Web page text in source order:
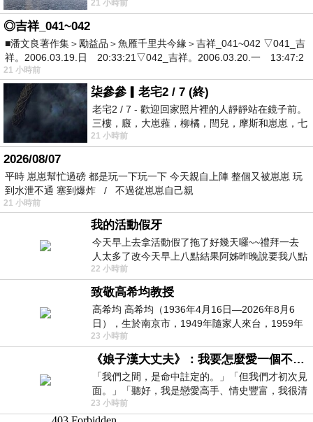
有戰懼等候審判和那燒滅眾敵人的烈火
21 小時前
◎吉祥_041~042
■潘文良著作集＞勵益品＞魚雁千里共今緣＞吉祥_041~042 ▽041_吉
祥。2006.03.19.日 20:33:21▽042_吉祥。2006.03.20.一 13:47:2
21 小時前
柒參參▎老宅2 / 7 (終)
老宅2 / 7 - 歡迎回家照片裡的人靜靜站在鏡子前。
三樓，廄，大崽蕥，柳橘，閆兒，摩斯和崽崽，七
個人整整齊齊地站在鏡框之外，如同
21 小時前
2026/08/07
平時 崽崽幫忙過磅 都是玩一下玩一下 今天親自上陣 整個又被崽崽 玩
到水泄不通 塞到爆炸 / 不過從崽崽自己親
21 小時前
我的活動假牙
今天早上去拿活動假了拖了好幾天囉~~禮拜一去
人太多了改今天早上八點結果阿姊昨晚說要我八點
去西螺農會~回到莿桐都8點半多了
22 小時前
致敬高希均教授
高希均 高希均（1936年4月16日—2026年8月6
日），生於南京市，1949年隨家人來台，1959年
赴美深造並取得經濟發展博士學位。曾任
23 小時前
《娘子漢大丈夫》：我要怎麼愛一個不存在的人？
「我們之間，是命中註定的。」「但我們才初次見
面。」「聽好，我是戀愛高手、情史豐富，我很清
楚這種感覺，你我之間的那種感覺，現
23 小時前